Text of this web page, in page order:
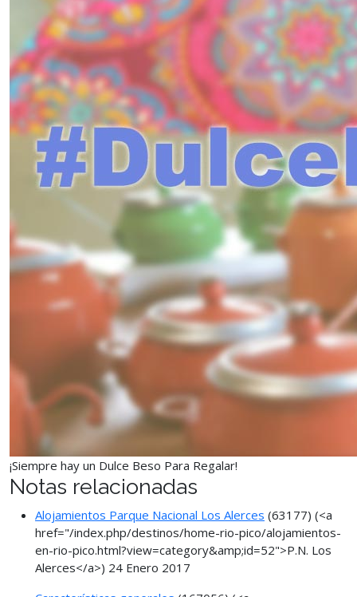
¡Siempre hay un Dulce Beso Para Regalar!
Notas relacionadas
Alojamientos Parque Nacional Los Alerces (63177) (<a
href="/index.php/destinos/home-rio-pico/alojamientos-
en-rio-pico.html?view=category&amp;id=52">P.N. Los
Alerces</a>) 24 Enero 2017